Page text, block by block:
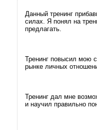
Данный тренинг
силах. Я понял на
предлагать.
Тренинг повысил мою
рынке личных
Тренинг дал мне
и научил правильно